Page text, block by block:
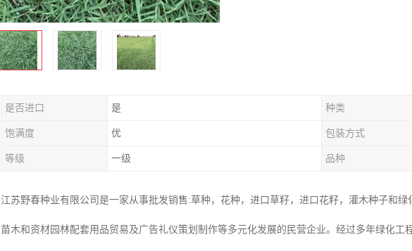
是否进口 是 种类
饱满度 优 包装方式
等级 一级 品种
江苏野春种业有限公司是一家从事批发销售:草种，花种，进口草籽，进口花籽，灌木种子和
苗木和资材园林配套用品贸易及广告礼仪策划制作等多元化发展的民营企业。经过多年绿化工